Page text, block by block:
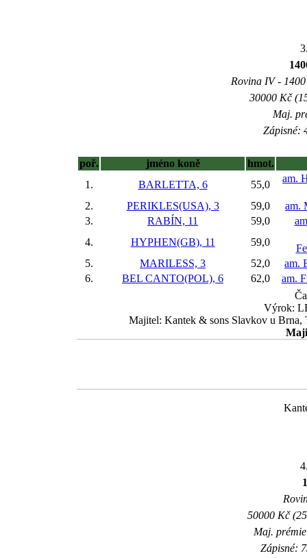
Rovina IV -
30000 Kč
Maj.
Zápisné:
poř. jméno koně
hmot.
1.
BARLETTA, 6 55,0
am.
2. PERIKLES(USA), 3 59,0
am.
3.
RABÍN, 11 59,0
4.
HYPHEN(GB), 11 59,0
5.
MARILESS, 3 52,0
am.
6.
BEL CANTO(POL), 6 62,0
am.
Výrok:
Majitel: Kantek & sons Slavkov u
50000 Kč
Maj.
Zápisné: